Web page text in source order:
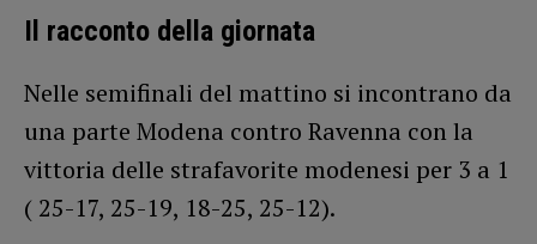
Il racconto della giornata
Nelle semifinali del mattino si incontrano da
una parte Modena contro Ravenna con la
vittoria delle strafavorite modenesi per 3 a 1
( 25-17, 25-19, 18-25, 25-12).